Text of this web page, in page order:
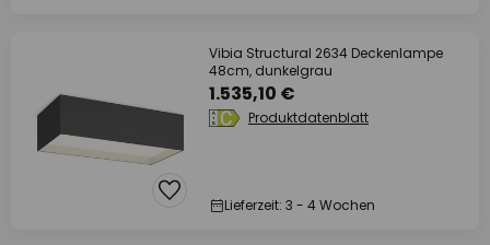
Vibia Structural 2634 Deckenlampe
48cm, dunkelgrau
1.535,10 €
Produktdatenblatt
Lieferzeit: 3 - 4 Wochen